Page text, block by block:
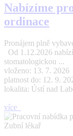
Nabízíme
ordinace
Pronájem plně
Od 1.12.2026
stomatologickou ...
vloženo: 13. 7. 2026
platnost do: 12. 9.
lokalita: Ústí nad
více
Zubní lékař